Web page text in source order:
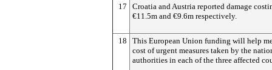
17
Croatia and Austria reported damage
€11.5m and €9.6m respectively.
18
This European Union funding will help
cost of urgent measures taken by the
authorities in each of the three affected